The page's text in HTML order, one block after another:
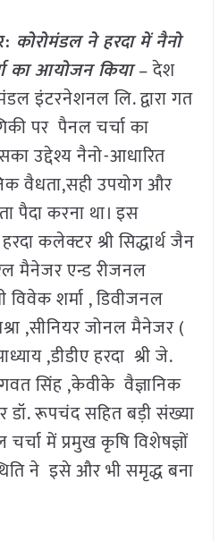
: कोरोमंडल ने हरदा में नैनो
का आयोजन किया– देश
इंटरनेशनल लि. द्वारा गत
पर पैनल चर्चा का
उद्देश्य नैनो-आधारित
वैधता,सही उपयोग और
पैदा करना था। इस
कलेक्टर श्री सिद्धार्थ जैन
मैनेजर एन्ड रीजनल
विवेक शर्मा , डिवीजनल
,सीनियर जोनल मैनेजर (
,डीडीए हरदा श्री जे.
सिंह ,केवीके वैज्ञानिक
रूपचंद सहित बड़ी संख्या
में प्रमुख कृषि विशेषज्ञों
ने इसे और भी समृद्ध बना